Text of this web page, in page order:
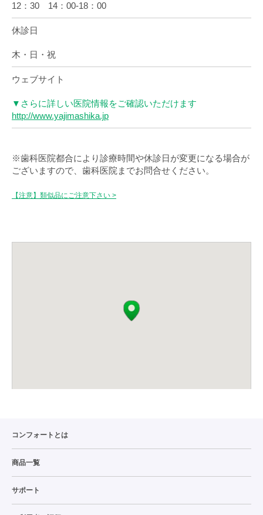
12：30 14：00-18：00
休診日
木・日・祝
ウェブサイト
▼さらに詳しい医院情報をご確認いただけます
http://www.yajimashika.jp
※歯科医院都合により診療時間や休診日が変更になる場合が
ございますので、歯科医院までお問合せください。
【注意】類似品にご注意下さい >
コンフォートとは
商品一覧
サポート